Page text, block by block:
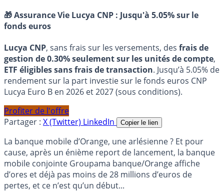
🎁 Assurance Vie Lucya CNP : Jusqu'à 5.05% sur le
fonds euros
Lucya CNP, sans frais sur les versements, des frais de
gestion de 0.30% seulement sur les unités de compte,
ETF éligibles sans frais de transaction. Jusqu’à 5.05% de
rendement sur la part investie sur le fonds euros CNP
Lucya Euro B en 2026 et 2027 (sous conditions).
Profiter de l'offre
Partager : X (Twitter) LinkedIn Copier le lien
La banque mobile d’Orange, une arlésienne ? Et pour
cause, après un énième report de lancement, la banque
mobile conjointe Groupama banque/Orange affiche
d’ores et déjà pas moins de 28 millions d’euros de
pertes, et ce n’est qu’un début...